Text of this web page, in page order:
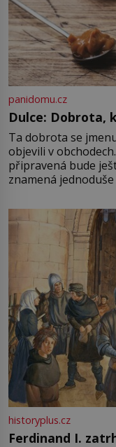
panidomu.cz
Dulce: Dobrota,
Ta dobrota se
objevili v
připravená bude
znamená
pře hned několik
Francie, kde se
historyplus.cz
Ferdinand I.